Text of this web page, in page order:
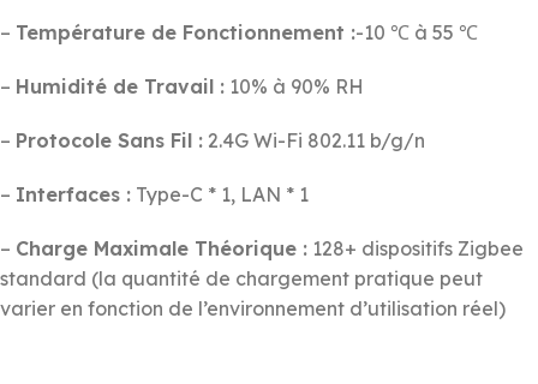
– Température de Fonctionnement :-10 ℃ à 55 ℃
– Humidité de Travail : 10% à 90% RH
– Protocole Sans Fil : 2.4G Wi-Fi 802.11 b/g/n
– Interfaces : Type-C * 1, LAN * 1
– Charge Maximale Théorique : 128+ dispositifs Zigbee
standard (la quantité de chargement pratique peut
varier en fonction de l’environnement d’utilisation réel)